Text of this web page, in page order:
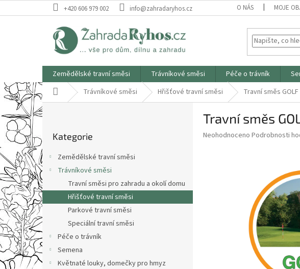
na
+420 606 979 002 info@zahradaryhos.cz O NÁS MOJE
Zemědělské travní směsi Trávníkové směsi Péče o trávník
Domů Trávníkové směsi Hřišťové travní směsi Travní směs
P
o
r
a
n
n
í
p
a
n
e
l
kategorie
Kategorie
Zemědělské travní směsi
Trávníkové směsi
Travní směsi pro zahradu a okolí domu
Hřišťové travní směsi
Parkové travní směsi
Speciální travní směsi
Péče o trávník
Semena
Květnaté louky, domečky pro hmyz
Travní směs
Průměrné
Neohodnoceno Podrobnosti